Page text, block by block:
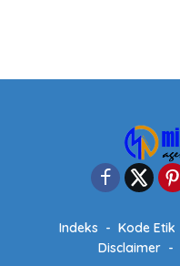
Indeks Kode Etik
Disclaimer